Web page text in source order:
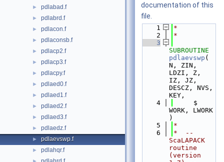
► pdlabad.f
► pdlabrd.f
► pdlacon.f
► pdlaconsb.f
► pdlacp2.f
► pdlacp3.f
► pdlacpy.f
► pdlaed0.f
► pdlaed1.f
► pdlaed2.f
► pdlaed3.f
► pdlaedz.f
► pdlaevswp.f
► pdlahqr.f
documentation of this
file.
    1
*
    2
*
    3
pdlaevswp (
N, ZIN,
LDZI, Z,
IZ, JZ,
DESCZ, NVS,
KEY,
    4
     $
WORK, LWORK
)
    5
*
    6
*  --
ScaLAPACK
routine
(version